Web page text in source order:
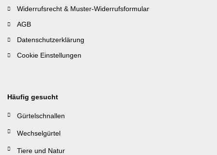
Widerrufsrecht & Muster-Widerrufsformular
AGB
Datenschutzerklärung
Cookie Einstellungen
Häufig gesucht
Gürtelschnallen
Wechselgürtel
Tiere und Natur